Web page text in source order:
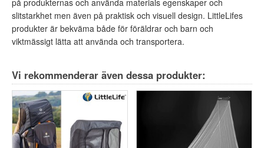
slitstarkhet men även på praktisk och visuell design. LittleLifes
produkter är bekväma både för föräldrar och barn och
viktmässigt lätta att använda och transportera.
Vi rekommenderar även dessa produkter: